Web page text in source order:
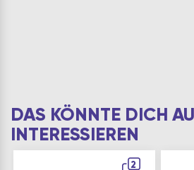
DAS KÖNNTE DICH
INTERESSIEREN
2